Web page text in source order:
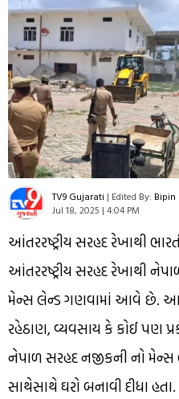
TV9 Gujarati | Edited By: Bipin
Jul 18, 2025 | 4:04 PM
આંતરરષ્ટ્રીય સરહદ રેખાથી
આંતરરષ્ટ્રીય સરહદ રેખાથી
મેન્સ લેન્ડ ગણવામાં આવે છે.
રહેઠાણ, વ્યવસાય કે કોઈ પણ
નેપાળ સરહદ નજીકની નો મેન્સ
સાથેસાથે ઘરો બનાવી દીધા